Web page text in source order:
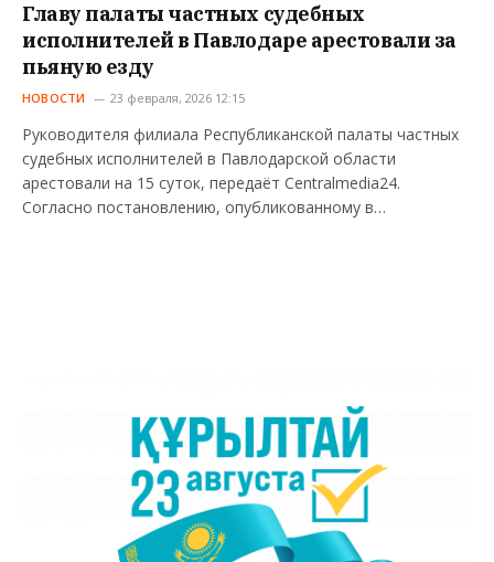
Главу палаты частных судебных
исполнителей в Павлодаре арестовали за
пьяную езду
НОВОСТИ 23 февраля, 2026 12:15
Руководителя филиала Республиканской палаты частных
судебных исполнителей в Павлодарской области
арестовали на 15 суток, передаёт Centralmedia24.
Согласно постановлению, опубликованному в…